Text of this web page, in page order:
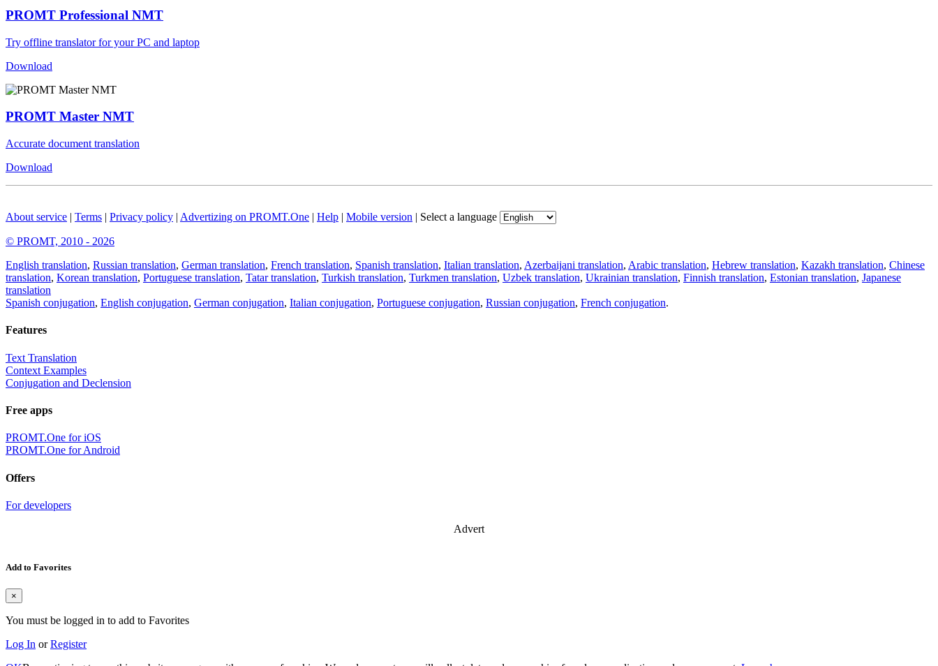
PROMT Professional NMT
Try offline translator for your PC and laptop
Download
PROMT Master NMT
Accurate document translation
Download
About service | Terms | Privacy policy | Advertizing on PROMT.One | Help | Mobile version | Select a language
© PROMT, 2010 - 2026
English translation, Russian translation, German translation, French translation, Spanish translation, Italian translation, Azerbaijani translation, Arabic translation, Hebrew translation, Kazakh translation, Chinese
translation, Korean translation, Portuguese translation, Tatar translation, Turkish translation, Turkmen translation, Uzbek translation, Ukrainian translation, Finnish translation, Estonian translation, Japanese
translation
Spanish conjugation, English conjugation, German conjugation, Italian conjugation, Portuguese conjugation, Russian conjugation, French conjugation.
Features
Text Translation
Context Examples
Conjugation and Declension
Free apps
PROMT.One for iOS
PROMT.One for Android
Offers
For developers
Advert
Add to Favorites
×
You must be logged in to add to Favorites
Log In orRegister